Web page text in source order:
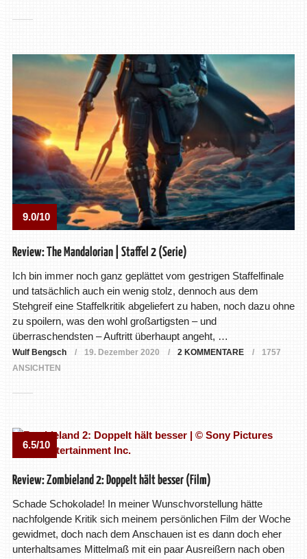
9.0/10
Review: The Mandalorian | Staffel 2 (Serie)
Ich bin immer noch ganz geplättet vom gestrigen Staffelfinale
und tatsächlich auch ein wenig stolz, dennoch aus dem
Stehgreif eine Staffelkritik abgeliefert zu haben, noch dazu ohne
zu spoilern, was den wohl großartigsten – und
überraschendsten – Auftritt überhaupt angeht, …
Wulf Bengsch 19. Dezember 2020 2 KOMMENTARE
1757
ANSICHTEN
6.5/10
Review: Zombieland 2: Doppelt hält besser (Film)
Schade Schokolade! In meiner Wunschvorstellung hätte
nachfolgende Kritik sich meinem persönlichen Film der Woche
gewidmet, doch nach dem Anschauen ist es dann doch eher
unterhaltsames Mittelmaß mit ein paar Ausreißern nach oben